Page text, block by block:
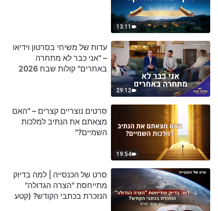
13:11
29:12
עדות של משיחי בסרטון וידיאו
– "אני כבר לא מתחרה
באחרים" קולות שבח 2026
19:54
סרטים נוצריים קצרים – "האם
מצאתם את הנתיב למלכות
השמיים?"
סרט של הכנסייה | למה בדיוק
מתייחסת "הצרה הגדולה"
הנזכרת בכתבי הקודש? (קטע